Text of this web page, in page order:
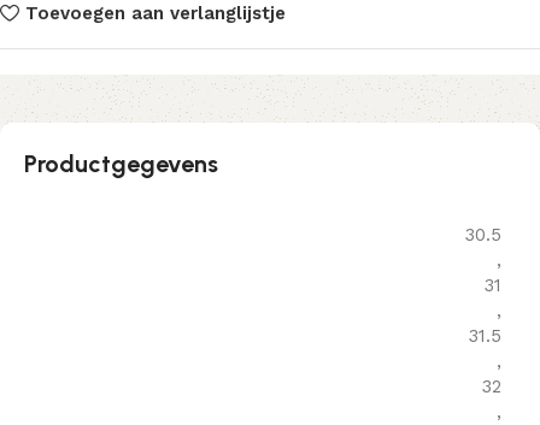
Toevoegen aan verlanglijstje
Productgegevens
30.5
,
31
,
31.5
,
32
,